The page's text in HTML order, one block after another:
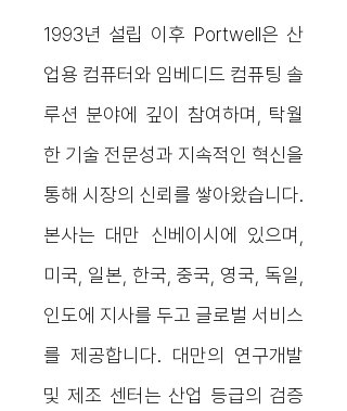
1993년 설립 이 후 Portwell은 산
업용 컴퓨터와 임베디드 컴퓨팅 솔
루션 분야에 깊이 참여하며, 탁월
한 기술 전문성과 지속적인 혁신을
통해 시장의 신뢰를 쌓아왔습니다.
본사는 대만 신베이시에 있으며,
미국, 일본, 한국, 중국, 영국, 독일,
인도에 지사를 두고 글로벌 서비스
를 제공합니다. 대만의 연구개발
및 제조 센터는 산업 등급의 검증